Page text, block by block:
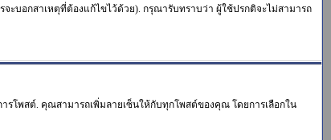
ะบอกสาเหตุที่ต้องแก้ไขไว้ด้วย). กรุณารับทราบว่า ผู้ใช้ปรกติจะไม่สามารถ
รโพสต์. คุณสามารถเพิ่มลายเซ็นให้กับทุกโพสต์ของคุณ โดยการเลือกใน